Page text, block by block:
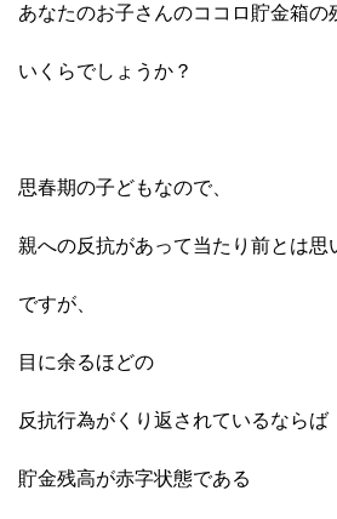
あなたのお子さんのココロ貯金箱の
いくらでしょうか？
思春期の子どもなので、
親への反抗があって当たり前とは思
ですが、
目に余るほどの
反抗行為がくり返されているならば
貯金残高が赤字状態である